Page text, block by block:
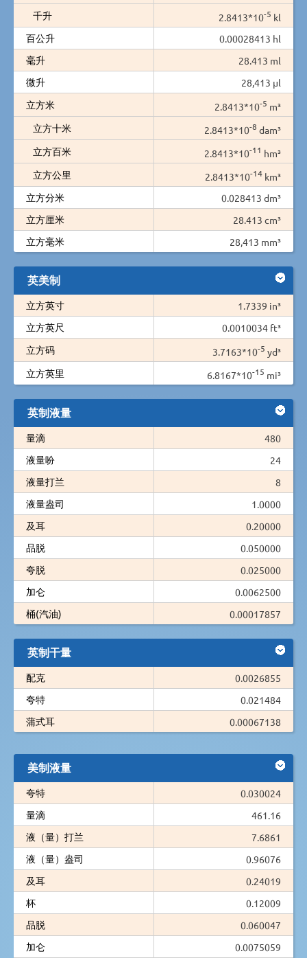
千升
2.8413*10-5 kl
百公升
0.00028413 hl
毫升
28.413 ml
微升
28,413 µl
立方米
2.8413*10-5 m³
立方十米
2.8413*10-8 dam³
立方百米
2.8413*10-11 hm³
立方公里
2.8413*10-14 km³
立方分米
0.028413 dm³
立方厘米
28.413 cm³
立方毫米
28,413 mm³
英美制
立方英寸
1.7339 in³
立方英尺
0.0010034 ft³
立方码
3.7163*10-5 yd³
立方英里
6.8167*10-15 mi³
英制液量
量滴
480
液量吩
24
液量打兰
8
液量盎司
1.0000
及耳
0.20000
品脱
0.050000
夸脱
0.025000
加仑
0.0062500
桶(汽油)
0.00017857
英制干量
配克
0.0026855
夸特
0.021484
蒲式耳
0.00067138
美制液量
夸特
0.030024
量滴
461.16
液（量）打兰
7.6861
液（量）盎司
0.96076
及耳
0.24019
杯
0.12009
品脱
0.060047
加仑
0.0075059